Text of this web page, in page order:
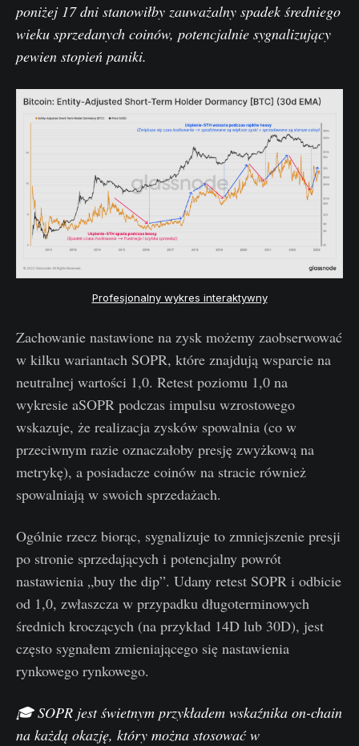
poniżej 17 dni stanowiłby zauważalny spadek średniego
wieku sprzedanych coinów, potencjalnie sygnalizujący
pewien stopień paniki.
Profesjonalny wykres interaktywny
Zachowanie nastawione na zysk możemy zaobserwować
w kilku wariantach SOPR, które znajdują wsparcie na
neutralnej wartości 1,0. Retest poziomu 1,0 na
wykresie aSOPR podczas impulsu wzrostowego
wskazuje, że realizacja zysków spowalnia (co w
przeciwnym razie oznaczałoby presję zwyżkową na
metrykę), a posiadacze coinów na stracie również
spowalniają w swoich sprzedażach.
Ogólnie rzecz biorąc, sygnalizuje to zmniejszenie presji
po stronie sprzedających i potencjalny powrót
nastawienia „buy the dip”. Udany retest SOPR i odbicie
od 1,0, zwłaszcza w przypadku długoterminowych
średnich kroczących (na przykład 14D lub 30D), jest
często sygnałem zmieniającego się nastawienia
rynkowego rynkowego.
🎓 SOPR jest świetnym przykładem wskaźnika on-chain
na każdą okazję, który można stosować w